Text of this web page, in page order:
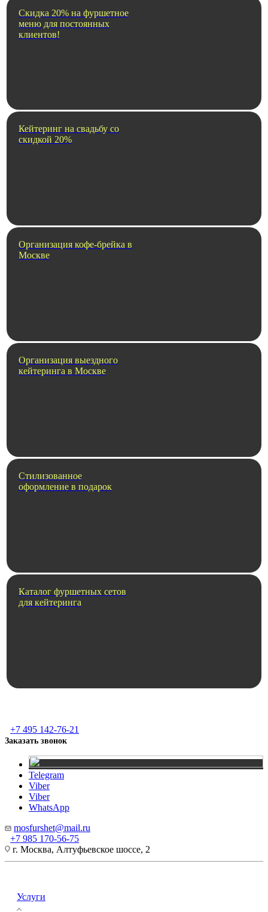
Скидка 20% на фуршетное
меню для постоянных
клиентов!
Кейтеринг на свадьбу со
скидкой 20%
Организация кофе-брейка в
Москве
Организация выездного
кейтеринга в Москве
Стилизованное
оформление в подарок
Каталог фуршетных сетов
для кейтеринга
+7 495 142-76-21
Заказать звонок
+7 985 170-56-75
mosfurshet@mail.ru
г. Москва, Алтуфьевское шоссе, 2
Telegram
Viber
Viber
WhatsApp
Услуги